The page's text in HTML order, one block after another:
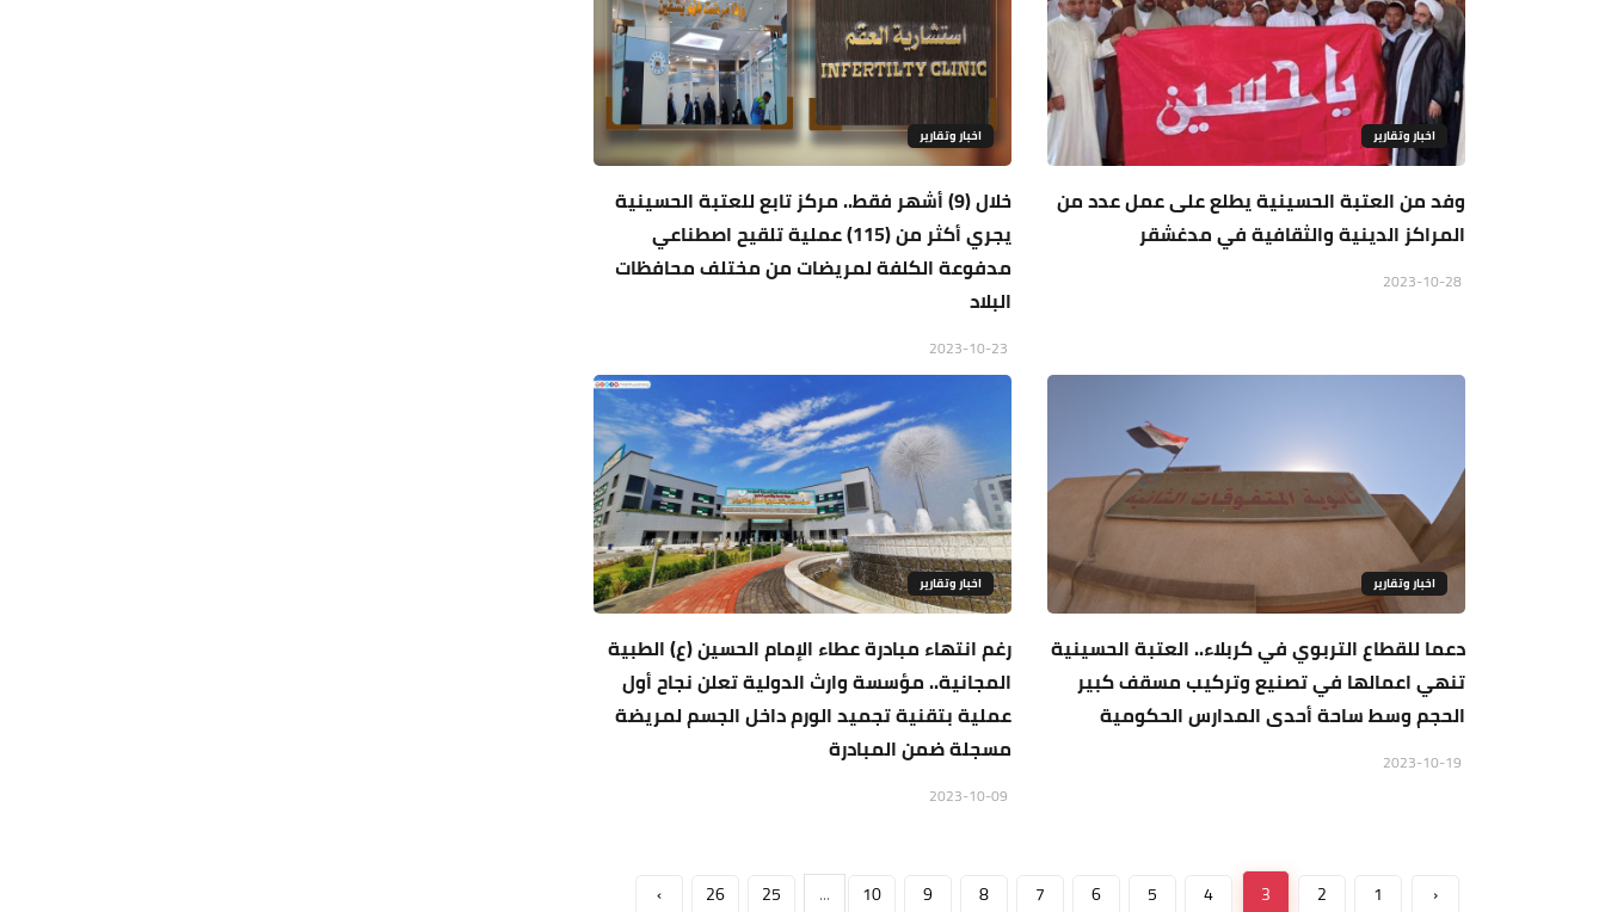
اخبار وتقارير
وفد من العتبة الحسينية يطلع على عمل عدد من
المراكز الدينية والثقافية في مدغشقر
اخبار وتقارير
خلال (9) أشهر فقط.. مركز تابع للعتبة الحسينية
يجري أكثر من (115) عملية تلقيح اصطناعي
مدفوعة الكلفة لمريضات من مختلف محافظات
البلاد
اخبار وتقارير
دعما للقطاع التربوي في كربلاء.. العتبة الحسينية
تنهي اعمالها في تصنيع وتركيب مسقف كبير
الحجم وسط ساحة أحدى المدارس الحكومية
اخبار وتقارير
رغم انتهاء مبادرة عطاء الإمام الحسين (ع) الطبية
المجانية.. مؤسسة وارث الدولية تعلن نجاح أول
عملية بتقنية تجميد الورم داخل الجسم لمريضة
مسجلة ضمن المبادرة
‹
1
2
3
4
5
6
7
8
9
10
...
25
26
›